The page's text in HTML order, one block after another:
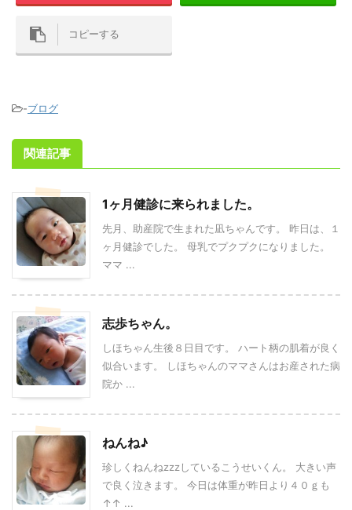
コピーする
-ブログ
関連記事
1ヶ月健診に来られました。
先月、助産院で生まれた凪ちゃんです。 昨日は、１
ヶ月健診でした。 母乳でプクプクになりました。
ママ ...
志歩ちゃん。
しほちゃん生後８日目です。 ハート柄の肌着が良く
似合います。 しほちゃんのママさんはお産された病
院か ...
ねんね♪
珍しくねんねzzzしているこうせいくん。 大きい声
で良く泣きます。 今日は体重が昨日より４０ｇも
↑↑ ...